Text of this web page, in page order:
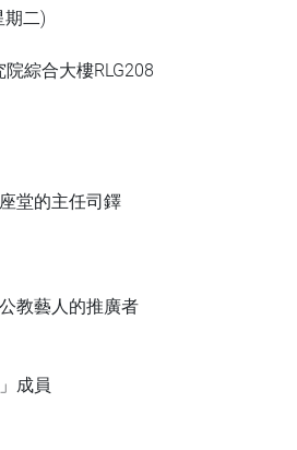
期二)
綜合大樓RLG208
堂的主任司鐸
教藝人的推廣者
成員